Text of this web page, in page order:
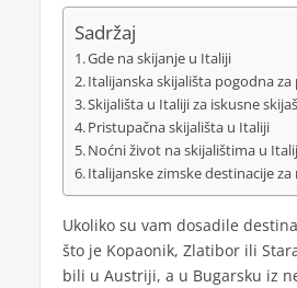
Sadržaj
Gde na skijanje u Italiji
Italijanska skijališta pogodna
Skijališta u Italiji za iskusne
Pristupačna skijališta u Italiji
Noćni život na skijalištima u
Italijanske zimske destinacije za
Ukoliko su vam dosadile
što je Kopaonik, Zlatibor ili
bili u Austriji, a u Bugarsku iz